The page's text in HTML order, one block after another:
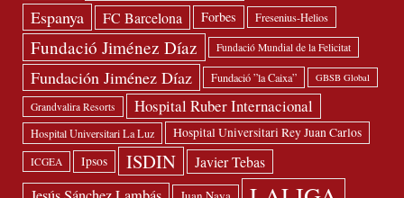
Espanya FC Barcelona Forbes Fresenius-Helios
Fundació Jiménez Díaz Fundació Mundial de la Felicitat
Fundación Jiménez Díaz Fundació ”la Caixa” GBSB Global
Grandvalira Resorts Hospital Ruber Internacional
Hospital Universitari La Luz Hospital Universitari Rey Juan Carlos
ICGEA Ipsos ISDIN Javier Tebas